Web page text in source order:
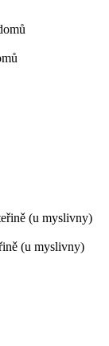
(u myslivny)
(u myslivny)